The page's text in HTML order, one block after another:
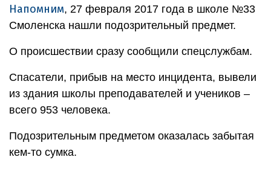
Напомним, 27 февраля 2017 года в школе №33
Смоленска нашли подозрительный предмет.
О происшествии сразу сообщили спецслужбам.
Спасатели, прибыв на место инцидента, вывели
из здания школы преподавателей и учеников –
всего 953 человека.
Подозрительным предметом оказалась забытая
кем-то сумка.